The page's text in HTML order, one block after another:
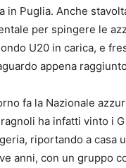
in Puglia. Anche
per spingere le
U20 in carica, e
appena
fa la Nazionale
ha infatti vinto i
riportando a casa
anni, con un gruppo